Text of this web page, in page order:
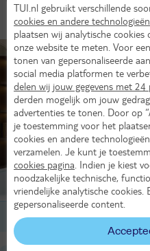
Kamers (1)
2-persoonskamer, Superior, 2-2
TUI.nl gebruikt verschillende
cookies en andere technologieën
plaatsen wij analytische
onze website te meten. Voor
tonen van gepersonaliseerde
social media platformen te
delen wij jouw gegevens met 24
derden mogelijk om jouw
advertenties te tonen. Door op
je toestemming voor het
cookies en andere
verzamelen. Je kunt je
cookies pagina . Indien je kiest
noodzakelijke technische,
vriendelijke analytische cookies.
gepersonaliseerde content.